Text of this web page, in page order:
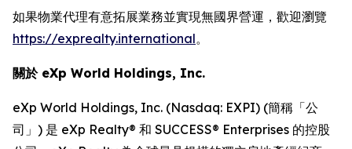
如果物業代理有意拓展業務並實現無國界營運，歡迎瀏覽
https://exprealty.international。
關於 eXp World Holdings, Inc.
eXp World Holdings, Inc. (Nasdaq: EXPI) (簡稱「公
司」) 是 eXp Realty® 和 SUCCESS® Enterprises 的控股